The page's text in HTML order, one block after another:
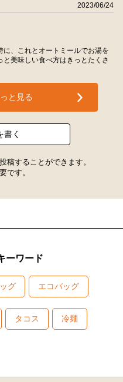
2023/06/24
、これとオートミールでお湯を
美味しい食べ方はきっとたくさ
と見る
書く
稿することができます。
です。
ーワード
グ エコバッグ
タコス 冷麺